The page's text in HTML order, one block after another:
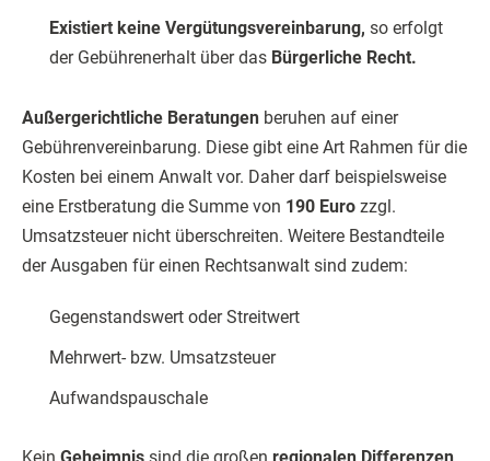
Existiert keine Vergütungsvereinbarung, so erfolgt
der Gebührenerhalt über das Bürgerliche Recht.
Außergerichtliche Beratungen beruhen auf einer
Gebührenvereinbarung. Diese gibt eine Art Rahmen für die
Kosten bei einem Anwalt vor. Daher darf beispielsweise
eine Erstberatung die Summe von 190 Euro zzgl.
Umsatzsteuer nicht überschreiten. Weitere Bestandteile
der Ausgaben für einen Rechtsanwalt sind zudem:
Gegenstandswert oder Streitwert
Mehrwert- bzw. Umsatzsteuer
Aufwandspauschale